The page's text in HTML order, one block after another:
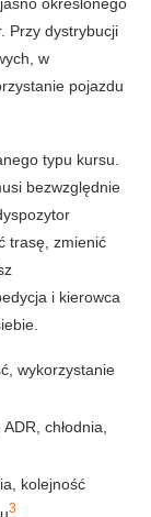
Przy dystrybucji
w
pojazdu
typu kursu.
bezwzględnie
trasę, zmienić
i kierowca
wykorzystanie
chłodnia,
kolejność
3